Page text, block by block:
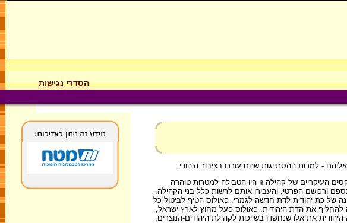
הסדרי נגישות
העיקריים של קהילה זו היו הטבילה למטרות טוהרה
ורכושם הפרטי, והעבירו אותם לרשות כלל בני הקהילה.
של כת יהודית לדת חדשה לגמרי. פאולוס הטיף לביטול כל
את הדת היהודית. פאולוס פעל מחוץ לארץ ישראל,
אל היהודים-הנוצרים. המבלך המאה ה- 2 לספירה הרחיקו מן הקהילה היהודית את אלו שנחשדו בשייכות לקהילת היהודים-הנוצרים,